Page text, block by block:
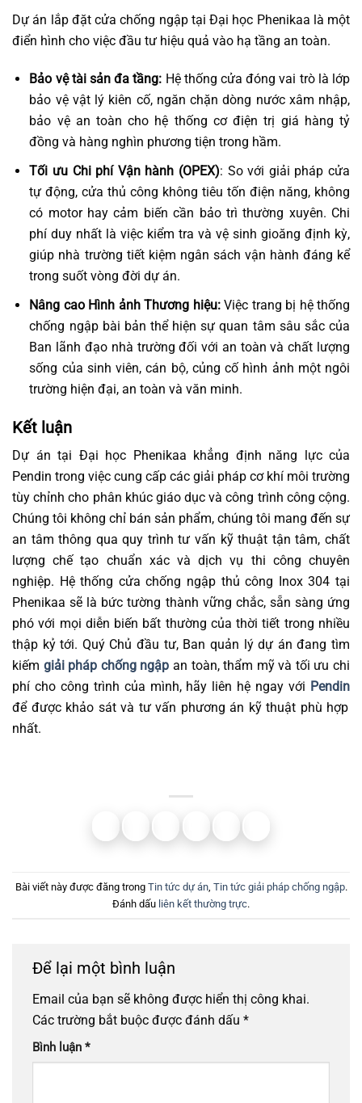
Dự án lắp đặt cửa chống ngập tại Đại học Phenikaa là một
điển hình cho việc đầu tư hiệu quả vào hạ tầng an toàn.
Bảo vệ tài sản đa tầng: Hệ thống cửa đóng vai trò là lớp
bảo vệ vật lý kiên cố, ngăn chặn dòng nước xâm nhập,
bảo vệ an toàn cho hệ thống cơ điện trị giá hàng tỷ
đồng và hàng nghìn phương tiện trong hầm.
Tối ưu Chi phí Vận hành (OPEX): So với giải pháp cửa
tự động, cửa thủ công không tiêu tốn điện năng, không
có motor hay cảm biến cần bảo trì thường xuyên. Chi
phí duy nhất là việc kiểm tra và vệ sinh gioăng định kỳ,
giúp nhà trường tiết kiệm ngân sách vận hành đáng kể
trong suốt vòng đời dự án.
Nâng cao Hình ảnh Thương hiệu:Việc trang bị hệ thống
chống ngập bài bản thể hiện sự quan tâm sâu sắc của
Ban lãnh đạo nhà trường đối với an toàn và chất lượng
sống của sinh viên, cán bộ, củng cố hình ảnh một ngôi
trường hiện đại, an toàn và văn minh.
Kết luận
Dự án tại Đại học Phenikaa khẳng định năng lực của
Pendin trong việc cung cấp các giải pháp cơ khí môi trường
tùy chỉnh cho phân khúc giáo dục và công trình công cộng.
Chúng tôi không chỉ bán sản phẩm, chúng tôi mang đến sự
an tâm thông qua quy trình tư vấn kỹ thuật tận tâm, chất
lượng chế tạo chuẩn xác và dịch vụ thi công chuyên
nghiệp. Hệ thống cửa chống ngập thủ công Inox 304 tại
Phenikaa sẽ là bức tường thành vững chắc, sẵn sàng ứng
phó với mọi diễn biến bất thường của thời tiết trong nhiều
thập kỷ tới. Quý Chủ đầu tư, Ban quản lý dự án đang tìm
kiếm giải pháp chống ngập an toàn, thẩm mỹ và tối ưu chi
phí cho công trình của mình, hãy liên hệ ngay với Pendin
để được khảo sát và tư vấn phương án kỹ thuật phù hợp
nhất.
Bài viết này được đăng trong Tin tức dự án, Tin tức giải pháp chống ngập.
Đánh dấu liên kết thường trực.
Để lại một bình luận
Email của bạn sẽ không được hiển thị công khai.
Các trường bắt buộc được đánh dấu *
Bình luận *